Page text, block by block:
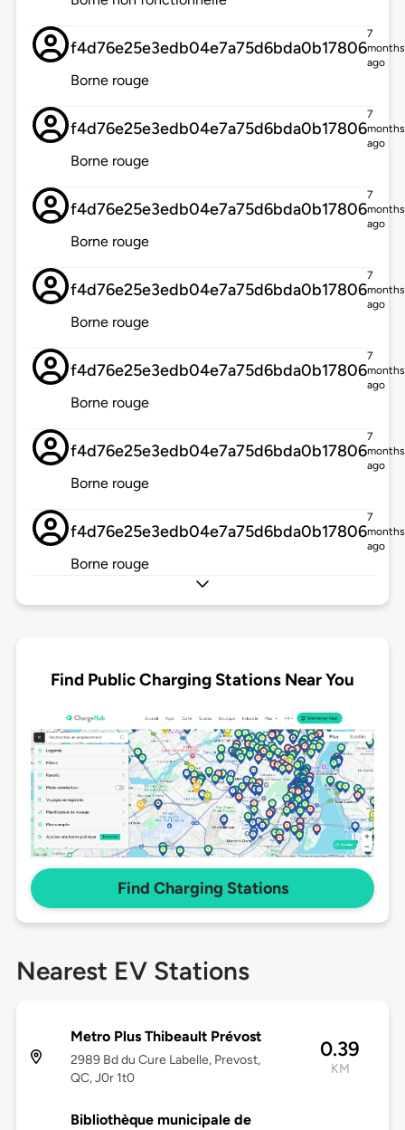
f4d76e25e3edb04e7a75d6bda0b17806
7
months
ago
Borne rouge
f4d76e25e3edb04e7a75d6bda0b17806
7
months
ago
Borne rouge
f4d76e25e3edb04e7a75d6bda0b17806
7
months
ago
Borne rouge
f4d76e25e3edb04e7a75d6bda0b17806
7
months
ago
Borne rouge
f4d76e25e3edb04e7a75d6bda0b17806
7
months
ago
Borne rouge
f4d76e25e3edb04e7a75d6bda0b17806
7
months
ago
Borne rouge
f4d76e25e3edb04e7a75d6bda0b17806
7
months
ago
Borne rouge
Find Public Charging Stations Near You
Find Charging Stations
Nearest EV Stations
Metro Plus Thibeault Prévost
2989 Bd du Cure Labelle, Prevost,
QC, J0r 1t0
0.39
KM
Bibliothèque municipale de